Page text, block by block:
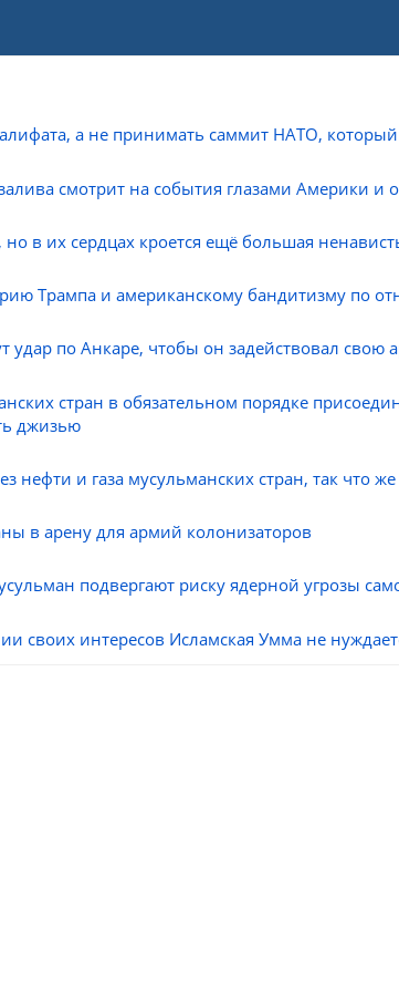
а не принимать саммит НАТО,
смотрит на события глазами Америки
в их сердцах кроется ещё большая
Трампа и американскому бандитизму по
удар по Анкаре, чтобы он задействовал свою
стран в обязательном порядке
джизью
нефти и газа мусульманских стран, так что
в арену для армий колонизаторов
подвергают риску ядерной угрозы
своих интересов Исламская Умма не